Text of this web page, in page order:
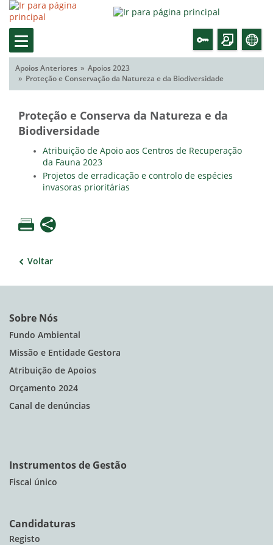
Apoios Anteriores
Apoios 2023
Proteção e Conservação da Natureza e da Biodiversidade
Proteção e Conserva da Natureza e da
Biodiversidade
Atribuição de Apoio aos Centros de Recuperação
da Fauna 2023
Projetos de erradicação e controlo de espécies
invasoras prioritárias
Voltar
Sobre Nós
Fundo Ambiental
Missão e Entidade Gestora
Atribuição de Apoios
Orçamento 2024
Canal de denúncias
Instrumentos de Gestão
Fiscal único
Candidaturas
Registo